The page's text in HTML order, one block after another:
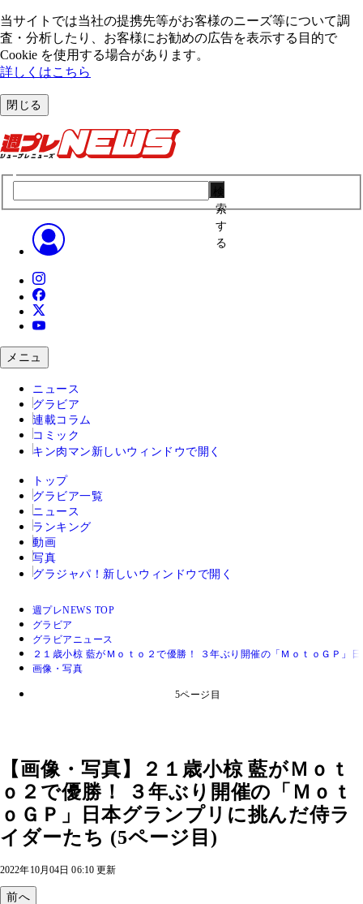
当サイトでは当社の提携先等がお客様のニーズ等について調
査・分析したり、お客様にお勧めの広告を表⽰する⽬的で
Cookie を使⽤する場合があります。
詳しくはこちら
閉じる
索
す
る
メニュ
ニュース
グラビア
連載コラム
コミック
キン肉マン 新しいウィンドウで開く
トップ
グラビア一覧
ニュース
ランキング
動画
写真
グラジャパ！ 新しいウィンドウで開く
週プレNEWS TOP
グラビア
グラビアニュース
２１歳小椋 藍がＭｏｔｏ２で優勝！ ３年ぶり開催の「ＭｏｔｏＧＰ」
画像・写真
5ページ目
【画像・写真】２１歳小椋 藍がＭｏｔ
ｏ２で優勝！ ３年ぶり開催の「Ｍｏｔ
ｏＧＰ」日本グランプリに挑んだ侍ラ
イダーたち (5ページ目)
2022年10月04日 06:10 更新
前へ